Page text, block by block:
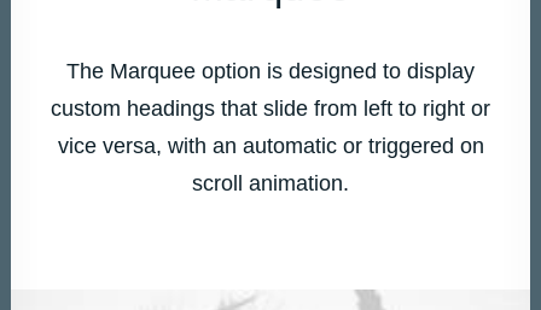
METALLGESTALTUNG
BAUMASCHINEN-SERVICE
A T E L I E R – R P
DATEN UND FAKTEN
The Marquee option is designed to display
custom headings that slide from left to right or
vice versa, with an automatic or triggered on
scroll animation.